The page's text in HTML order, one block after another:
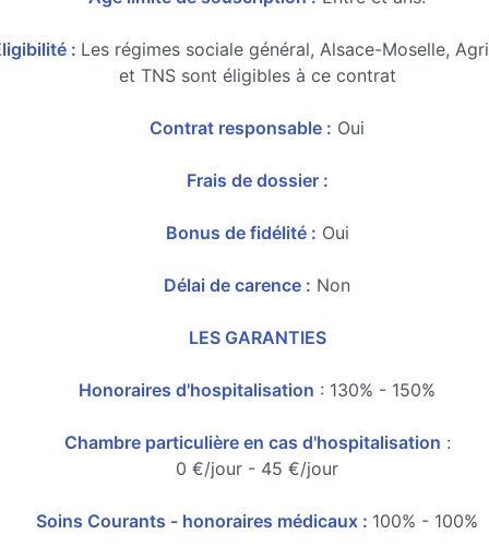
: Les régimes sociale général, Alsace-Moselle,
et TNS sont éligibles à ce contrat
Contrat responsable : Oui
Frais de dossier :
Bonus de fidélité : Oui
Délai de carence : Non
LES GARANTIES
Honoraires d'hospitalisation : 130% - 150%
Chambre particulière en cas d'hospitalisation :
0 €/jour - 45 €/jour
Soins Courants - honoraires médicaux : 100% - 100%